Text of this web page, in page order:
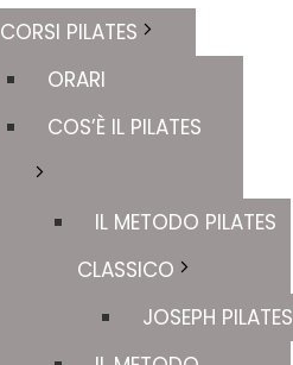
CORSI PILATES
ORARI
COS’È IL PILATES
IL METODO PILATES
CLASSICO
JOSEPH PILATES